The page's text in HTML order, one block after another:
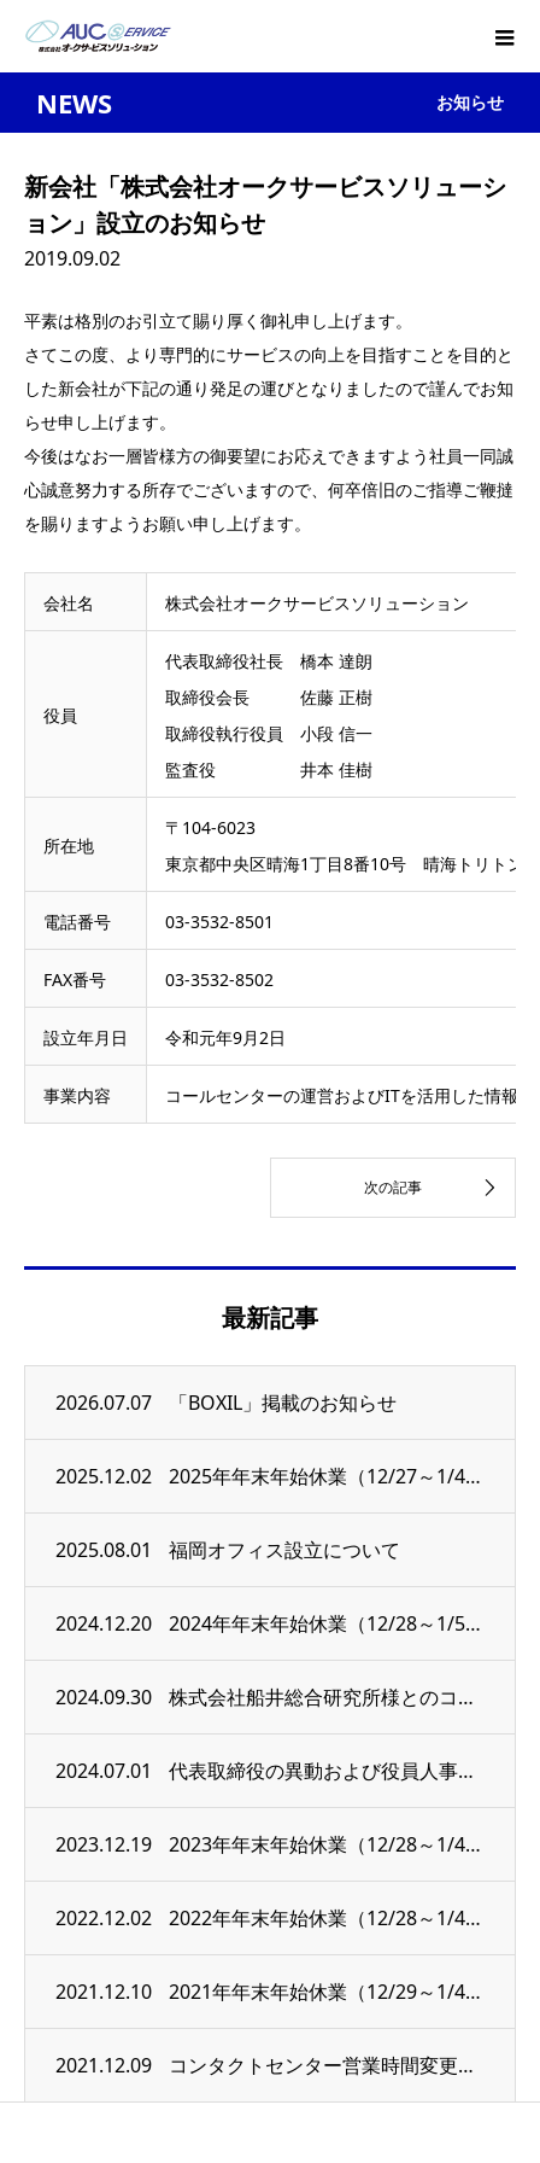
NEWS お知らせ
新会社「株式会社オークサービスソリューシ
ョン」設立のお知らせ
2019.09.02
平素は格別のお引立て賜り厚く御礼申し上げます。
さてこの度、より専門的にサービスの向上を目指すことを目的と
した新会社が下記の通り発足の運びとなりましたので謹んでお知
らせ申し上げます。
今後はなお一層皆様方の御要望にお応えできますよう社員一同誠
心誠意努力する所存でございますので、何卒倍旧のご指導ご鞭撻
を賜りますようお願い申し上げます。
会社名 株式会社オークサービスソリューション
役員
代表取締役社長 橋本 達朗
取締役会長 佐藤 正樹
取締役執行役員 小段 信一
監査役 井本 佳樹
所在地
〒104-6023
東京都中央区晴海1丁目8番10号 晴海トリトン
電話番号 03-3532-8501
FAX番号 03-3532-8502
設立年月日 令和元年9月2日
事業内容 コールセンターの運営およびITを活用した情報提
最新記事
2026.07.07 「BOXIL」掲載のお知らせ
2025.12.02 2025年年末年始休業（12/27～1/4）のお知らせ
2025.08.01 福岡オフィス設立について
2024.12.20 2024年年末年始休業（12/28～1/5）のお知らせ
2024.09.30 株式会社船井総合研究所様とのコラボセミナー「OB顧客の活性化を図るLTV最大化戦略」開...
2024.07.01 代表取締役の異動および役員人事について
2023.12.19 2023年年末年始休業（12/28～1/4）のお知らせ
2022.12.02 2022年年末年始休業（12/28～1/4）のお知らせ
2021.12.10 2021年年末年始休業（12/29～1/4）のお知らせ
2021.12.09 コンタクトセンター営業時間変更のお知らせ